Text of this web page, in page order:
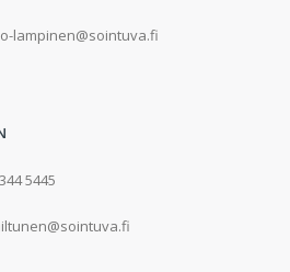
lampinen@sointuva.fi
5445